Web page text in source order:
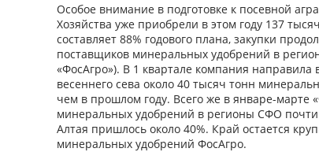
Особое внимание в подготовке к посевной
Хозяйства уже приобрели в этом году 137
составляет 88% годового плана, закупки
поставщиков минеральных удобрений в
«ФосАгро»). В 1 квартале компания направила
весеннего сева около 40 тысяч тонн
чем в прошлом году. Всего же в январе-марте
минеральных удобрений в регионы СФО
Алтая пришлось около 40%. Край остается
минеральных удобрений ФосАгро.